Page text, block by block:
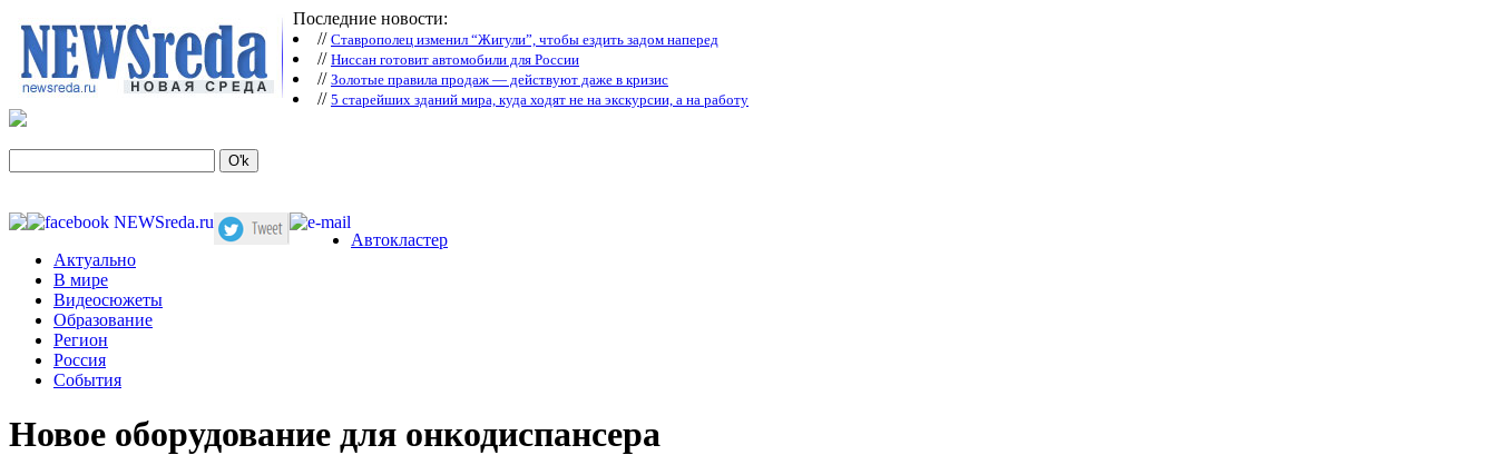
Последние новости:
// Ставрополец изменил “Жигули”, чтобы ездить задом наперед
// Ниссан готовит автомобили для России
// Зoлoтые прaвилa продаж — действуют даже в кризис
// 5 старейших зданий мира, куда ходят не на экскурсии, а на работу
Автокластер
Актуально
В мире
Видеосюжеты
Образование
Регион
Россия
События
Новое оборудование для онкодиспансера